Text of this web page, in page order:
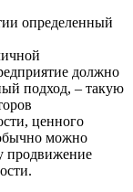
определенный
должно
подход, – такую
ценного
можно
продвижение